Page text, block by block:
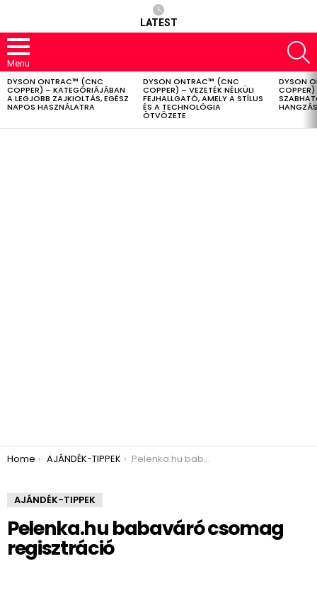
LATEST
Menu
LATEST
STORIES
DYSON ONTRAC™ (CNC
COPPER) – KATEGÓRIÁJÁBAN
A LEGJOBB ZAJKIOLTÁS, EGÉSZ
NAPOS HASZNÁLATRA
DYSON ONTRAC™ (CNC
COPPER) – VEZETÉK NÉLKÜLI
FEJHALLGATÓ, AMELY A STÍLUS
ÉS A TECHNOLÓGIA
ÖTVÖZETE
DYSON
COPPER)
You are here:
Home AJÁNDÉK-TIPPEK Pelenka.hu babaváró csomag regisztráció
AJÁNDÉK-TIPPEK
Pelenka.hu babaváró csomag
regisztráció